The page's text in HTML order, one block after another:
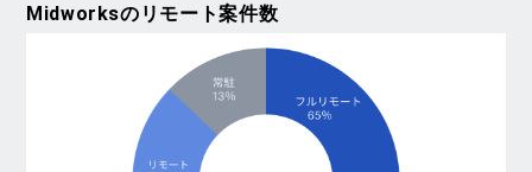
Midworksのリモート案件数